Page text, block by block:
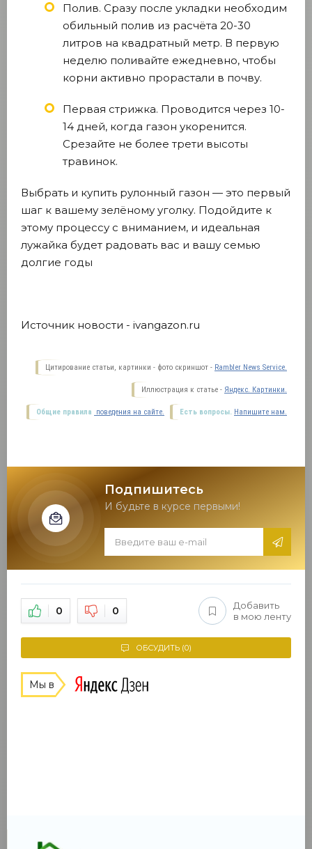
Полив. Сразу после укладки необходим
обильный полив из расчёта 20-30
литров на квадратный метр. В первую
неделю поливайте ежедневно, чтобы
корни активно прорастали в почву.
Первая стрижка. Проводится через 10-
14 дней, когда газон укоренится.
Срезайте не более трети высоты
травинок.
Выбрать и купить рулонный газон — это первый
шаг к вашему зелёному уголку. Подойдите к
этому процессу с вниманием, и идеальная
лужайка будет радовать вас и вашу семью
долгие годы
Источник новости - ivangazon.ru
Цитирование статьи, картинки - фото скриншот - Rambler News Service.
Иллюстрация к статье - Яндекс. Картинки.
Есть вопросы. Напишите нам.
Общие правила поведения на сайте.
Подпишитесь
И будьте в курсе первыми!
0 0
Добавить
в мою ленту
ОБСУДИТЬ (0)
Мы в